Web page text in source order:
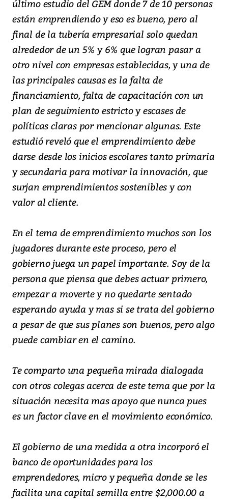
último estudio del GEM donde 7 de 10 personas
están emprendiendo y eso es bueno, pero al
final de la tubería empresarial solo quedan
alrededor de un 5% y 6% que logran pasar a
otro nivel con empresas establecidas, y una de
las principales causas es la falta de
financiamiento, falta de capacitación con un
plan de seguimiento estricto y escases de
políticas claras por mencionar algunas. Este
estudió reveló que el emprendimiento debe
darse desde los inicios escolares tanto primaria
y secundaria para motivar la innovación, que
surjan emprendimientos sostenibles y con
valor al cliente.
En el tema de emprendimiento muchos son los
jugadores durante este proceso, pero el
gobierno juega un papel importante. Soy de la
persona que piensa que debes actuar primero,
empezar a moverte y no quedarte sentado
esperando ayuda y mas si se trata del gobierno
a pesar de que sus planes son buenos, pero algo
puede cambiar en el camino.
Te comparto una pequeña mirada dialogada
con otros colegas acerca de este tema que por la
situación necesita mas apoyo que nunca pues
es un factor clave en el movimiento económico.
El gobierno de una medida a otra incorporó el
banco de oportunidades para los
emprendedores, micro y pequeña donde se les
facilita una capital semilla entre $2,000.00 a